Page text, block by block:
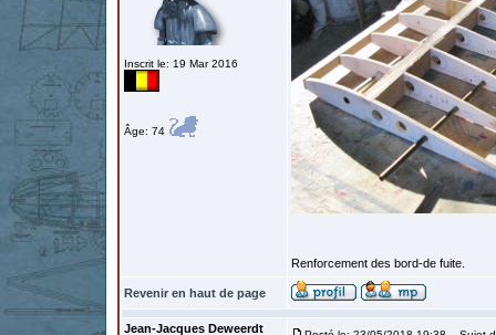
Inscrit le: 19 Mar 2016
Âge: 74
Renforcement des bord-de fuite.
Revenir en haut de page
Jean-Jacques Deweerdt